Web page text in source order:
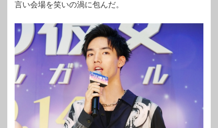
言い会場を笑いの渦に包んだ。